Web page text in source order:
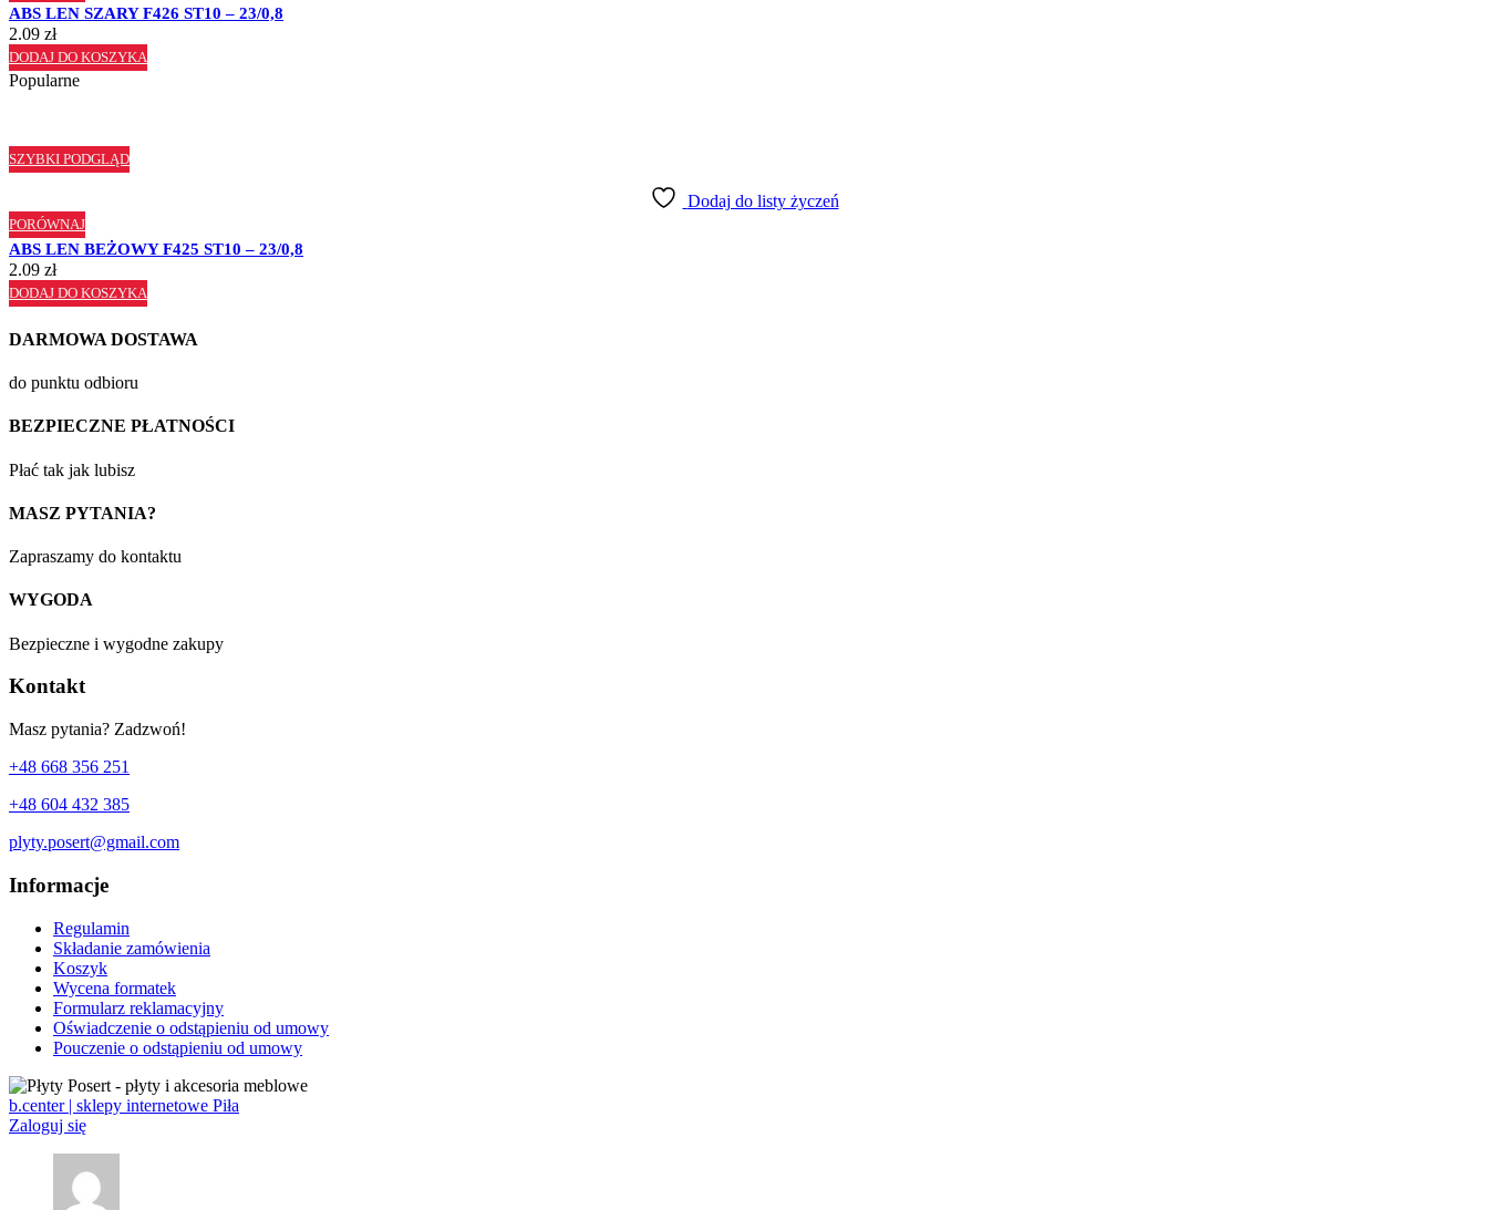
ABS LEN SZARY F426 ST10 – 23/0,8
2.09 zł
DODAJ DO KOSZYKA
Popularne
SZYBKI PODGLĄD
Dodaj do listy życzeń
PORÓWNAJ
ABS LEN BEŻOWY F425 ST10 – 23/0,8
2.09 zł
DODAJ DO KOSZYKA
DARMOWA DOSTAWA
do punktu odbioru
BEZPIECZNE PŁATNOŚCI
Płać tak jak lubisz
MASZ PYTANIA?
Zapraszamy do kontaktu
WYGODA
Bezpieczne i wygodne zakupy
Kontakt
Masz pytania? Zadzwoń!
+48 668 356 251
+48 604 432 385
plyty.posert@gmail.com
Informacje
Regulamin
Składanie zamówienia
Koszyk
Wycena formatek
Formularz reklamacyjny
Oświadczenie o odstąpieniu od umowy
Pouczenie o odstąpieniu od umowy
b.center | sklepy internetowe Piła
Zaloguj się